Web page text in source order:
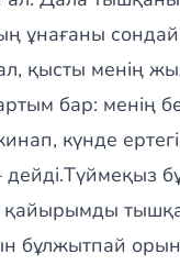
ұнағаны
қысты менің
бар: менің
күнде
қайырымды
бұлжытпай